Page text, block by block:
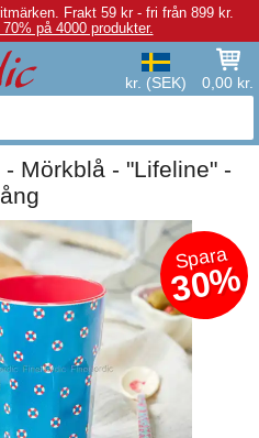
Frakt 59 kr - fri från 899 kr.
på 4000 produkter.
kr. (SEK) 0,00 kr.
Mörkblå - "Lifeline" -
Spara
30%